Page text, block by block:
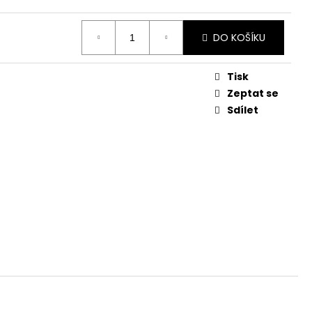
DO KOŠÍKU
Tisk
Zeptat se
Sdílet